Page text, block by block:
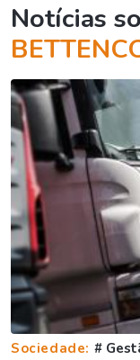
Notícias
Sociedade: #